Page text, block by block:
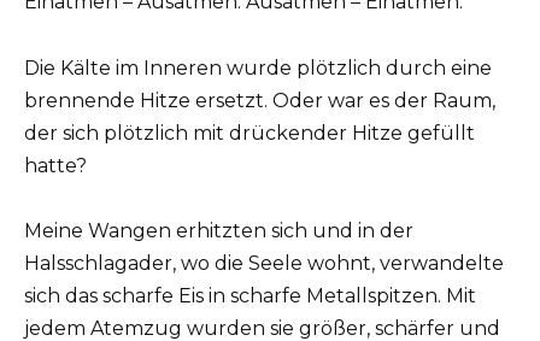
Die Kälte im Inneren wurde plötzlich durch eine
brennende Hitze ersetzt. Oder war es der Raum,
der sich plötzlich mit drückender Hitze gefüllt
hatte?
Meine Wangen erhitzten sich und in der
Halsschlagader, wo die Seele wohnt, verwandelte
sich das scharfe Eis in scharfe Metallspitzen. Mit
jedem Atemzug wurden sie größer, schärfer und